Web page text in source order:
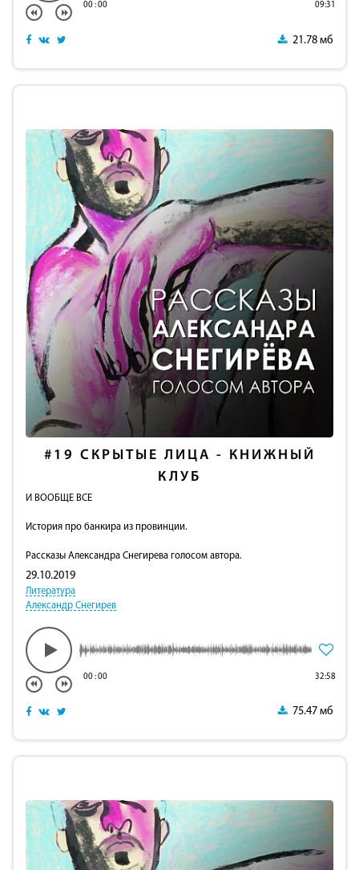
00:00 09:31
21.78 мб
#19 СКРЫТЫЕ ЛИЦА - КНИЖНЫЙ
КЛУБ
И ВООБЩЕ ВСЕ
История про банкира из провинции.
Рассказы Александра Снегирева голосом автора.
29.10.2019
Литература
Александр Снегирев
00:00 32:58
75.47 мб